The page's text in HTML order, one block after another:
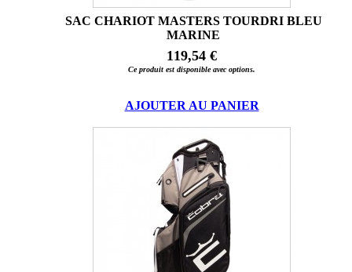
SAC CHARIOT MASTERS TOURDRI BLEU
MARINE
119,54 €
Ce produit est disponible avec options.
AJOUTER AU PANIER